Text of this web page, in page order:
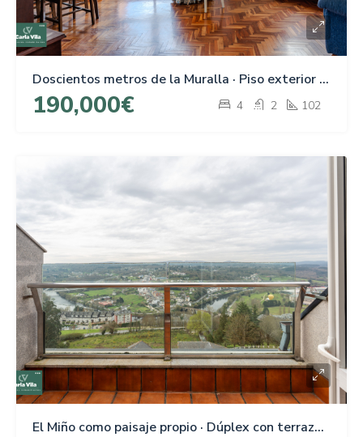
Doscientos metros de la Muralla · Piso exterior de 4 habitaciones en Rúa do Conde
190,000€ 4 2 102
El Miño como paisaje propio · Dúplex con terraza junto al Parque de Rosalía